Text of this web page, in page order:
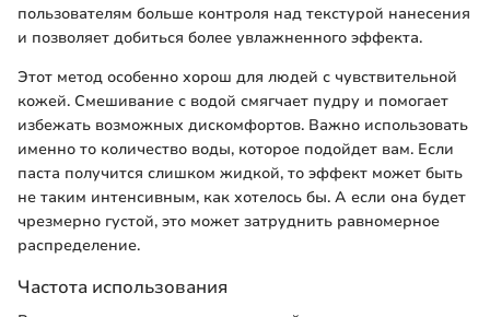
пользователям больше контроля над текстурой нанесения
и позволяет добиться более увлажненного эффекта.
Этот метод особенно хорош для людей с чувствительной
кожей. Смешивание с водой смягчает пудру и помогает
избежать возможных дискомфортов. Важно использовать
именно то количество воды, которое подойдет вам. Если
паста получится слишком жидкой, то эффект может быть
не таким интенсивным, как хотелось бы. А если она будет
чрезмерно густой, это может затруднить равномерное
распределение.
Частота использования